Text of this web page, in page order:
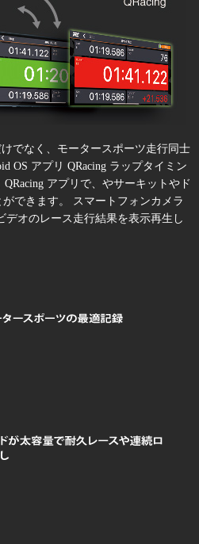
けでなく、モータースポーツ走行同士
OS アプリ QRacing ラップタイミン
アプリで、やサーキットやド
できます。 スマートフォンカメラ
オのレース走行結果を表示再生し